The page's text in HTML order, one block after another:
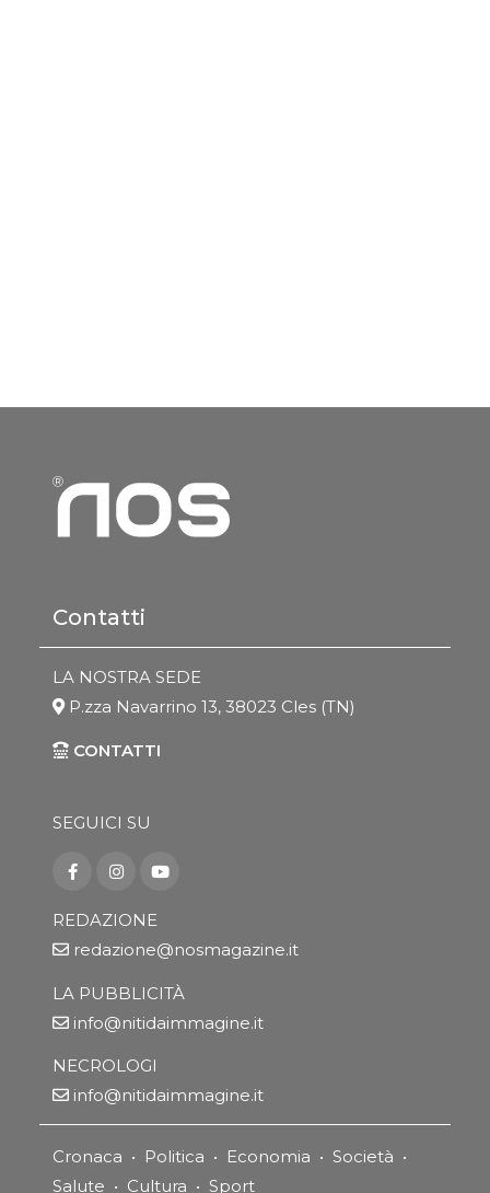
Contatti
LA NOSTRA SEDE
P.zza Navarrino 13, 38023 Cles (TN)
CONTATTI
SEGUICI SU
REDAZIONE
redazione@nosmagazine.it
LA PUBBLICITÀ
info@nitidaimmagine.it
NECROLOGI
info@nitidaimmagine.it
Cronaca • Politica • Economia • Società •
Salute • Cultura • Sport